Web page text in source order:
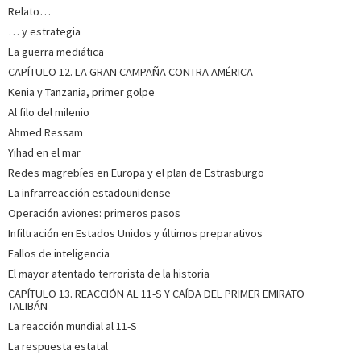
Relato…
… y estrategia
La guerra mediática
CAPÍTULO 12. LA GRAN CAMPAÑA CONTRA AMÉRICA
Kenia y Tanzania, primer golpe
Al filo del milenio
Ahmed Ressam
Yihad en el mar
Redes magrebíes en Europa y el plan de Estrasburgo
La infrarreacción estadounidense
Operación aviones: primeros pasos
Infiltración en Estados Unidos y últimos preparativos
Fallos de inteligencia
El mayor atentado terrorista de la historia
CAPÍTULO 13. REACCIÓN AL 11-S Y CAÍDA DEL PRIMER EMIRATO
TALIBÁN
La reacción mundial al 11-S
La respuesta estatal